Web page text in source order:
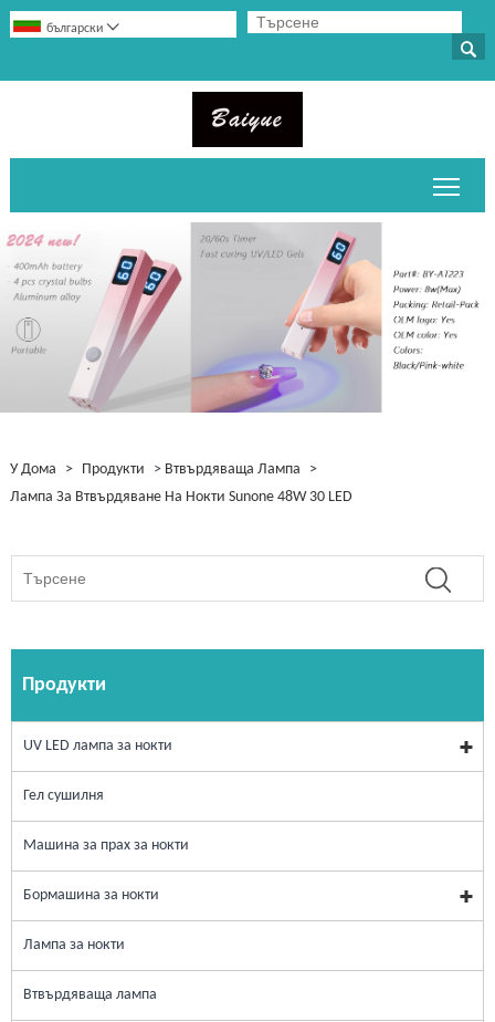

български 
У Дома > Продукти > Втвърдяваща Лампа
>
Лампа За Втвърдяване На Нокти Sunone 48W 30 LED
Продукти
UV LED лампа за нокти
Гел сушилня
Машина за прах за нокти
Бормашина за нокти
Лампа за нокти
Втвърдяваща лампа